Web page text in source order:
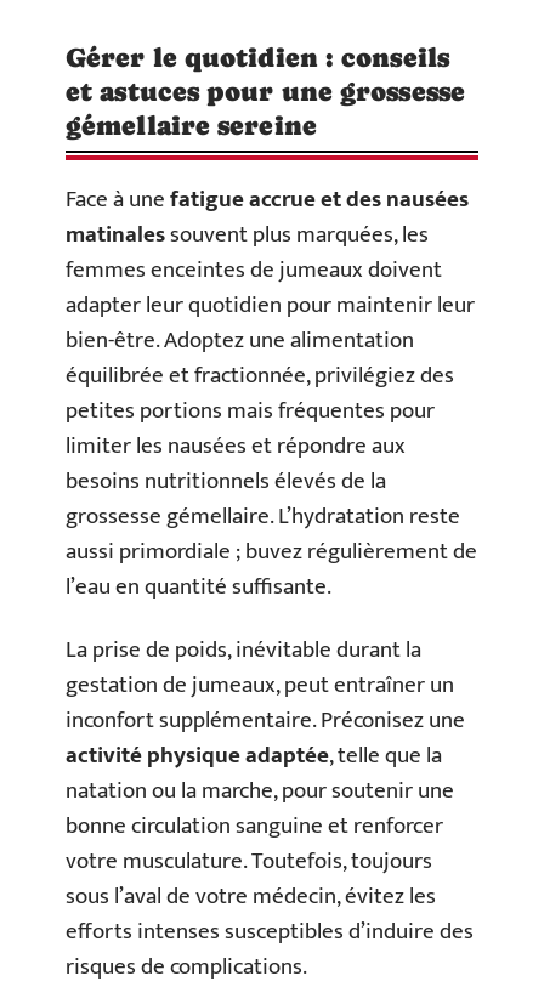
Gérer le quotidien : conseils
et astuces pour une grossesse
gémellaire sereine
Face à unefatigue accrue et des nausées
matinalessouvent plus marquées, les
femmes enceintes de jumeaux doivent
adapter leur quotidien pour maintenir leur
bien-être. Adoptez une alimentation
équilibrée et fractionnée, privilégiez des
petites portions mais fréquentes pour
limiter les nausées et répondre aux
besoins nutritionnels élevés de la
grossesse gémellaire. L’hydratation reste
aussi primordiale ; buvez régulièrement de
l’eau en quantité suffisante.
La prise de poids, inévitable durant la
gestation de jumeaux, peut entraîner un
inconfort supplémentaire. Préconisez une
activité physique adaptée, telle que la
natation ou la marche, pour soutenir une
bonne circulation sanguine et renforcer
votre musculature. Toutefois, toujours
sous l’aval de votre médecin, évitez les
efforts intenses susceptibles d’induire des
risques de complications.